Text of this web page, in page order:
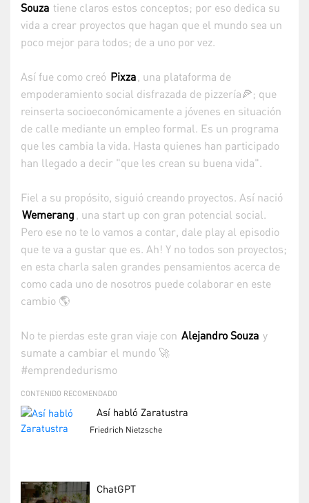
Souza ⁠ tiene claros estos conceptos; por eso dedica su
vida a crear proyectos que hagan que el mundo sea un
poco mejor para todos; de a uno por vez.
Así fue como creó Pixza ⁠, una plataforma de
empoderamiento social disfrazada de pizzería🍕; que
reinserta socioeconómicamente a jóvenes en situación
de calle mediante un empleo formal. Es un programa
que les cambia la vida. Hasta quienes han participado
han llegado a decir "que les crean su buena vida".
Fiel a su propósito, siguió creando proyectos. Así nació
Wemerang
, una start up con gran potencial social.
Pero ese no te lo vamos a contar, dale play al episodio
que te va a gustar que es. Ah! Y no todos son proyectos;
en esta charla salen grandes pensamientos acerca de
como cada uno de nosotros puede colaborar en este
cambio 🌎
No te pierdas este gran viaje con ⁠⁠ Alejandro Souza ⁠ y
sumate a cambiar el mundo 🚀
#emprendedurismo
CONTENIDO RECOMENDADO
Así habló Zaratustra
Friedrich Nietzsche
ChatGPT